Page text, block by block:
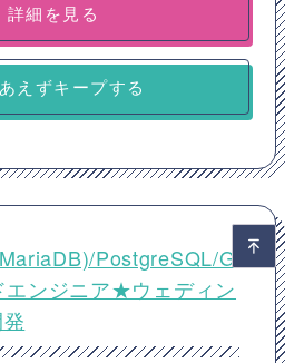
詳細を見る
えずキープする
PostgreSQL/G
エンジニア★ウェディン